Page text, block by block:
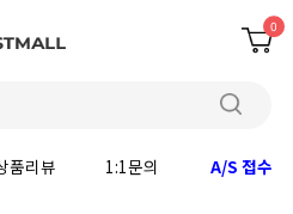
0
품리뷰 1:1문의 A/S 접수